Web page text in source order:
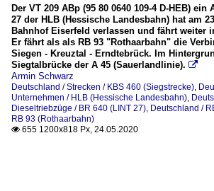
Der VT 209 ABp (95 80 0640 109-4 D-HEB)
27 der HLB (Hessische Landesbahn) hat am
Bahnhof Eiserfeld verlassen und fährt weiter
Er fährt als als RB 93 "Rothaarbahn" die
Siegen - Kreuztal - Erndtebrück. Im
Siegtalbrücke der A 45 (Sauerlandlinie). 
Armin Schwarz
Deutschland / Strecken / KBS 460 (Siegstrecke),
Unternehmen / HLB (Hessische Landesbahn),
Dieseltriebzüge / BR 640 (LINT 27), Deutschland /
RB 93 (Rothaarbahn)
 655 1200x818 Px, 24.05.2020